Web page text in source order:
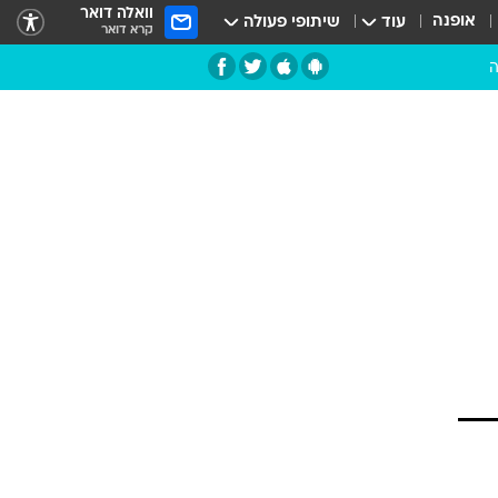
אופנה עוד שיתופי פעולה וואלה דואר
קרא דואר